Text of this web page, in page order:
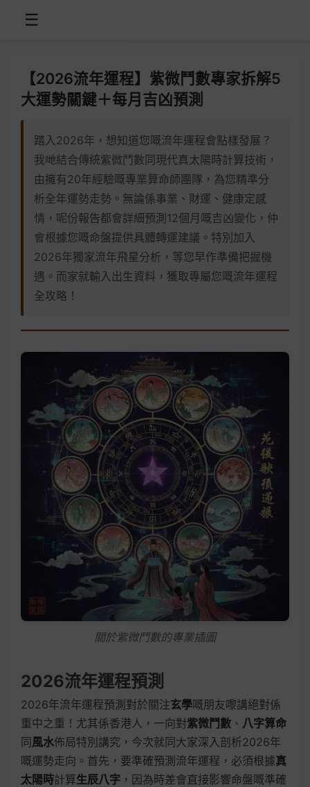
☰
【2026流年運程】紫微鬥數專家拆解5
大運勢關鍵＋每月吉凶預測
踏入2026年，想知道您嘅流年運程會點樣發展？
我哋結合傳統紫微鬥數同現代真太陽時計算技術，
由擁有20年經驗嘅專業算命師團隊，為您精準分
析全年運勢走勢。無論係事業、財運、健康定感
情，呢份報告都會詳細預測12個月嘅吉凶變化，仲
會根據您嘅命盤提供具體轉運建議。特別加入
2026年獨家流年飛星分析，等您早作準備把握機
遇。而家就輸入出生資料，獲取專屬您嘅流年運程
全攻略！
關於紫微鬥數的專業插圖
2026流年運程預測
2026年流年運程預測對於關注玄學嘅朋友嚟講絕對係
重中之重！尤其係香港人，一向對紫微鬥數 、 八字算命
同風水佈局特別講究，今次就同大家深入剖析2026年
嘅運勢走向。首先，要準確預測流年運程，必須根據真
太陽時計算生辰八字 ，因為時差會直接影響命盤嘅準確